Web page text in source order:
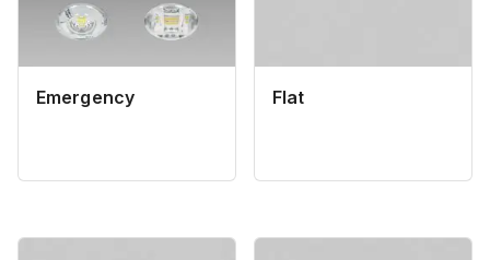
Emergency Flat